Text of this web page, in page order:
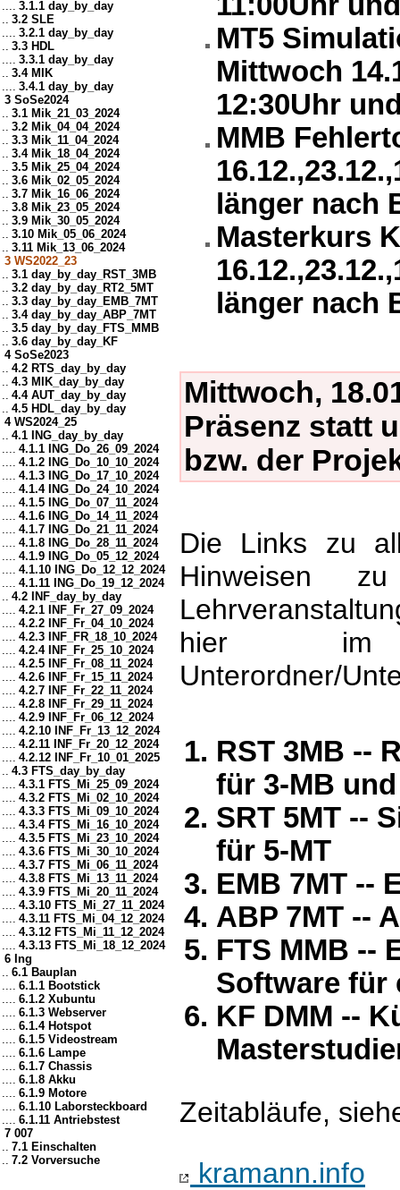
.... 3.1.1 day_by_day
.. 3.2 SLE
.... 3.2.1 day_by_day
.. 3.3 HDL
.... 3.3.1 day_by_day
.. 3.4 MIK
.... 3.4.1 day_by_day
3 SoSe2024
.. 3.1 Mik_21_03_2024
.. 3.2 Mik_04_04_2024
.. 3.3 Mik_11_04_2024
.. 3.4 Mik_18_04_2024
.. 3.5 Mik_25_04_2024
.. 3.6 Mik_02_05_2024
.. 3.7 Mik_16_06_2024
.. 3.8 Mik_23_05_2024
.. 3.9 Mik_30_05_2024
.. 3.10 Mik_05_06_2024
.. 3.11 Mik_13_06_2024
3 WS2022_23
.. 3.1 day_by_day_RST_3MB
.. 3.2 day_by_day_RT2_5MT
.. 3.3 day_by_day_EMB_7MT
.. 3.4 day_by_day_ABP_7MT
.. 3.5 day_by_day_FTS_MMB
.. 3.6 day_by_day_KF
4 SoSe2023
.. 4.2 RTS_day_by_day
.. 4.3 MIK_day_by_day
.. 4.4 AUT_day_by_day
.. 4.5 HDL_day_by_day
4 WS2024_25
.. 4.1 ING_day_by_day
.... 4.1.1 ING_Do_26_09_2024
.... 4.1.2 ING_Do_10_10_2024
.... 4.1.3 ING_Do_17_10_2024
.... 4.1.4 ING_Do_24_10_2024
.... 4.1.5 ING_Do_07_11_2024
.... 4.1.6 ING_Do_14_11_2024
.... 4.1.7 ING_Do_21_11_2024
.... 4.1.8 ING_Do_28_11_2024
.... 4.1.9 ING_Do_05_12_2024
.... 4.1.10 ING_Do_12_12_2024
.... 4.1.11 ING_Do_19_12_2024
.. 4.2 INF_day_by_day
.... 4.2.1 INF_Fr_27_09_2024
.... 4.2.2 INF_Fr_04_10_2024
.... 4.2.3 INF_FR_18_10_2024
.... 4.2.4 INF_Fr_25_10_2024
.... 4.2.5 INF_Fr_08_11_2024
.... 4.2.6 INF_Fr_15_11_2024
.... 4.2.7 INF_Fr_22_11_2024
.... 4.2.8 INF_Fr_29_11_2024
.... 4.2.9 INF_Fr_06_12_2024
.... 4.2.10 INF_Fr_13_12_2024
.... 4.2.11 INF_Fr_20_12_2024
.... 4.2.12 INF_Fr_10_01_2025
.. 4.3 FTS_day_by_day
.... 4.3.1 FTS_Mi_25_09_2024
.... 4.3.2 FTS_Mi_02_10_2024
.... 4.3.3 FTS_Mi_09_10_2024
.... 4.3.4 FTS_Mi_16_10_2024
.... 4.3.5 FTS_Mi_23_10_2024
.... 4.3.6 FTS_Mi_30_10_2024
.... 4.3.7 FTS_Mi_06_11_2024
.... 4.3.8 FTS_Mi_13_11_2024
.... 4.3.9 FTS_Mi_20_11_2024
.... 4.3.10 FTS_Mi_27_11_2024
.... 4.3.11 FTS_Mi_04_12_2024
.... 4.3.12 FTS_Mi_11_12_2024
.... 4.3.13 FTS_Mi_18_12_2024
6 Ing
.. 6.1 Bauplan
.... 6.1.1 Bootstick
.... 6.1.2 Xubuntu
.... 6.1.3 Webserver
.... 6.1.4 Hotspot
.... 6.1.5 Videostream
.... 6.1.6 Lampe
.... 6.1.7 Chassis
.... 6.1.8 Akku
.... 6.1.9 Motore
.... 6.1.10 Laborsteckboard
.... 6.1.11 Antriebstest
7 007
.. 7.1 Einschalten
.. 7.2 Vorversuche
MT5
Mittwoch
12:30Uhr
MMB
länger nach
Masterkurs
länger nach
Mittwoch,
Präsenz statt
bzw. der
Die Links zu
Hinweisen
hier im
Unterordner/
RST 3MB --
für 3-MB
SRT 5MT --
für 5-MT
EMB 7MT --
ABP 7MT --
FTS MMB --
Software für
KF DMM --
Zeitabläufe,
kramann.info